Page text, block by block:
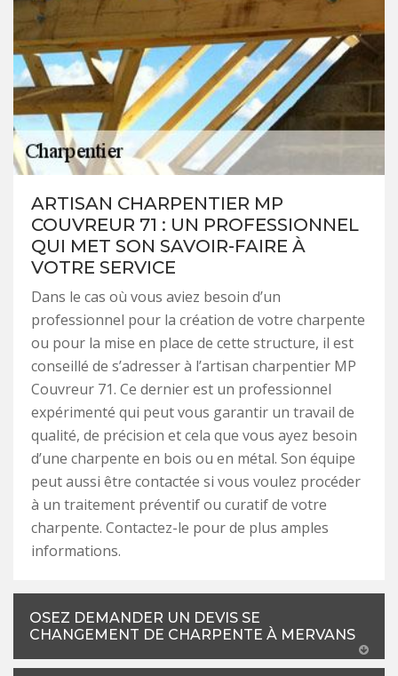
ARTISAN CHARPENTIER MP
COUVREUR 71 : UN PROFESSIONNEL
QUI MET SON SAVOIR-FAIRE À
VOTRE SERVICE
Dans le cas où vous aviez besoin d’un
professionnel pour la création de votre charpente
ou pour la mise en place de cette structure, il est
conseillé de s’adresser à l’artisan charpentier MP
Couvreur 71. Ce dernier est un professionnel
expérimenté qui peut vous garantir un travail de
qualité, de précision et cela que vous ayez besoin
d’une charpente en bois ou en métal. Son équipe
peut aussi être contactée si vous voulez procéder
à un traitement préventif ou curatif de votre
charpente. Contactez-le pour de plus amples
informations.
OSEZ DEMANDER UN DEVIS SE
CHANGEMENT DE CHARPENTE À MERVANS